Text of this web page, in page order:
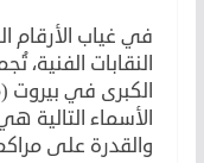
في غياب الأرقام
النقابات الفنية،
الكبرى في بيروت
الأسماء التالية
والقدرة على